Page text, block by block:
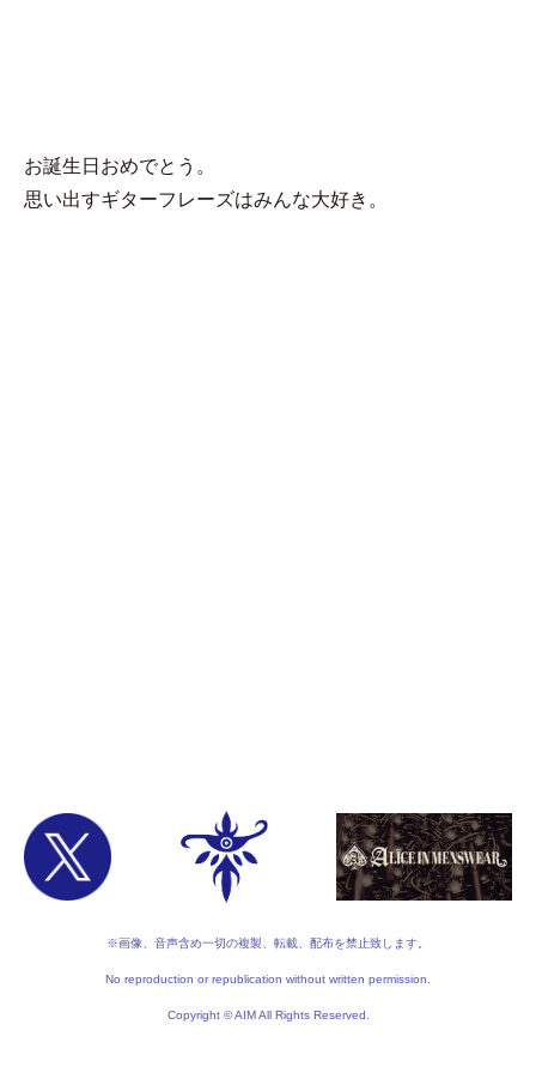
お誕生日おめでとう。
思い出すギターフレーズはみんな大好き。
※画像、音声含め一切の複製、転載、配布を禁止致します。
No reproduction or republication without written permission.
Copyright © AIM All Rights Reserved.